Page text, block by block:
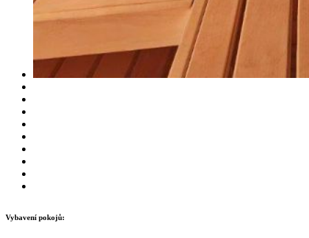
Vybavení pokojů: